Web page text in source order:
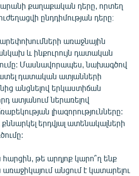
քաղաքական դերը, որտեղ
ընդդիմության դերը։
առաջնային
և ինքուրույն դատական
Մասնավորապես, նախագծով
դատական ատյանների
անցնելով երկաստիճան
ատյանում ներառելով
լիազորությունները:
երդվյալ ատենակալների
թե արդյոք կարո՞ղ ենք
անցում է կատարելու